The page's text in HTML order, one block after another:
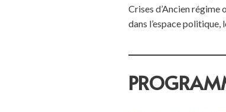
Crises d’Ancien
dans l’espace